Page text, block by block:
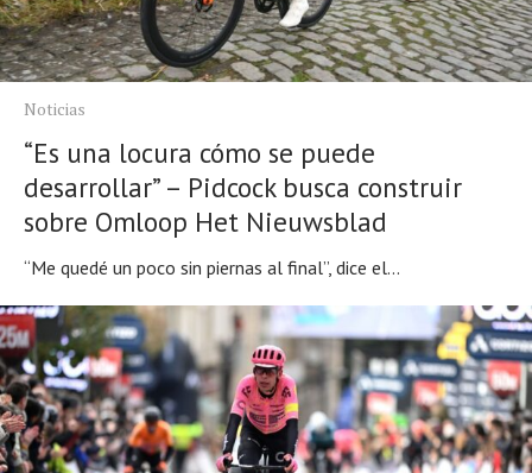
Noticias
“Es una locura cómo se puede
desarrollar” – Pidcock busca construir
sobre Omloop Het Nieuwsblad
“Me quedé un poco sin piernas al final”, dice el...